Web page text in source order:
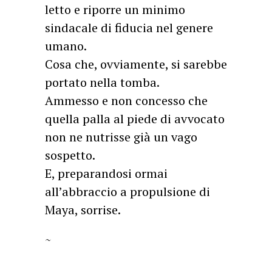
letto e riporre un minimo
sindacale di fiducia nel genere
umano.
Cosa che, ovviamente, si sarebbe
portato nella tomba.
Ammesso e non concesso che
quella palla al piede di avvocato
non ne nutrisse già un vago
sospetto.
E, preparandosi ormai
all’abbraccio a propulsione di
Maya, sorrise.
~